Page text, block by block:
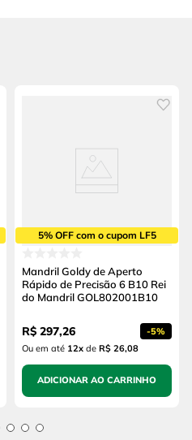
5% OFF com o cupom LF5
Mandril Goldy de Aperto
Rápido de Precisão 6 B10 Rei
do Mandril GOL802001B10
R$ 297,26 -5%
Ou em até 12x de R$ 26,08
ADICIONAR AO CARRINHO